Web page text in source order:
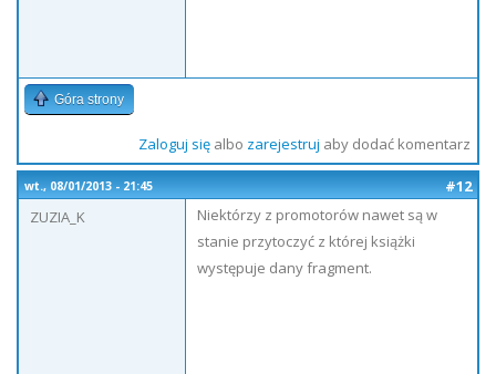
Góra strony
Zaloguj sięalbo zarejestruj aby dodać komentarz
wt., 08/01/2013 - 21:45
#12
ZUZIA_K
Niektórzy z promotorów nawet są w
stanie przytoczyć z której książki
występuje dany fragment.